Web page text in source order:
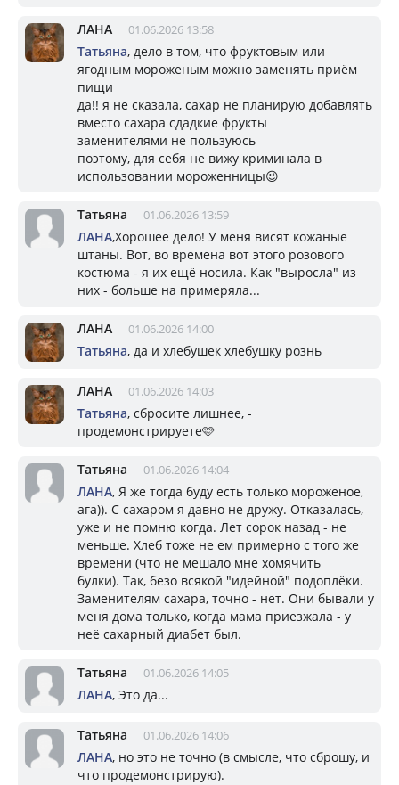
ЛАНА 01.06.2026 13:58
Татьяна, дело в том, что фруктовым или
ягодным мороженым можно заменять приём
пищи
да!! я не сказала, сахар не планирую добавлять
вместо сахара сдадкие фрукты
заменителями не пользуюсь
поэтому, для себя не вижу криминала в
использовании мороженницы😉
Татьяна 01.06.2026 13:59
ЛАНА,Хорошее дело! У меня висят кожаные
штаны. Вот, во времена вот этого розового
костюма - я их ещё носила. Как "выросла" из
них - больше на примеряла...
ЛАНА 01.06.2026 14:00
Татьяна, да и хлебушек хлебушку рознь
ЛАНА 01.06.2026 14:03
Татьяна, сбросите лишнее, -
продемонстрируете🩷
Татьяна 01.06.2026 14:04
ЛАНА, Я же тогда буду есть только мороженое,
ага)). С сахаром я давно не дружу. Отказалась,
уже и не помню когда. Лет сорок назад - не
меньше. Хлеб тоже не ем примерно с того же
времени (что не мешало мне хомячить
булки). Так, безо всякой "идейной" подоплёки.
Заменителям сахара, точно - нет. Они бывали у
меня дома только, когда мама приезжала - у
неё сахарный диабет был.
Татьяна 01.06.2026 14:05
ЛАНА, Это да...
Татьяна 01.06.2026 14:06
ЛАНА, но это не точно (в смысле, что сброшу, и
что продемонстрирую).